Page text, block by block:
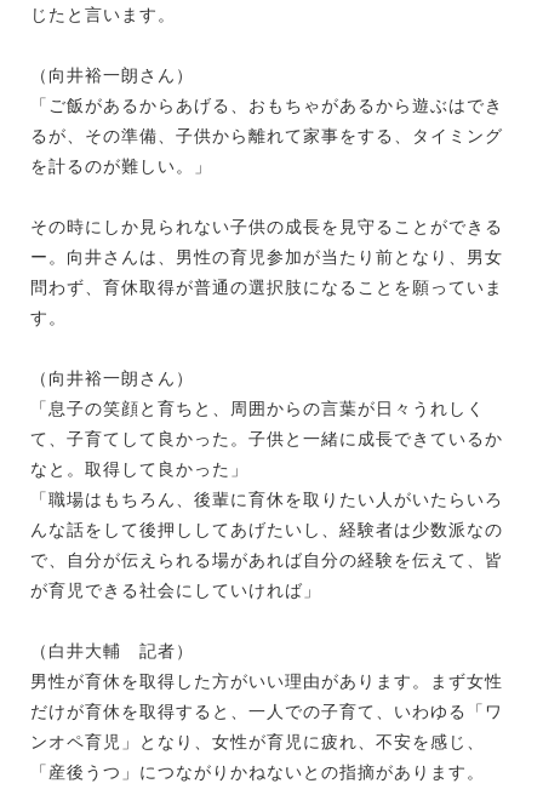
じたと言います。
（向井裕一朗さん）
「ご飯があるからあげる、おもちゃがあるから遊ぶはでき
るが、その準備、子供から離れて家事をする、タイミング
を計るのが難しい。」
その時にしか見られない子供の成長を見守ることができる
ー。向井さんは、男性の育児参加が当たり前となり、男女
問わず、育休取得が普通の選択肢になることを願っていま
す。
（向井裕一朗さん）
「息子の笑顔と育ちと、周囲からの言葉が日々うれしく
て、子育てして良かった。子供と一緒に成長できているか
なと。取得して良かった」
「職場はもちろん、後輩に育休を取りたい人がいたらいろ
んな話をして後押ししてあげたいし、経験者は少数派なの
で、自分が伝えられる場があれば自分の経験を伝えて、皆
が育児できる社会にしていければ」
（白井大輔 記者）
男性が育休を取得した方がいい理由があります。まず女性
だけが育休を取得すると、一人での子育て、いわゆる「ワ
ンオペ育児」となり、女性が育児に疲れ、不安を感じ、
「産後うつ」につながりかねないとの指摘があります。